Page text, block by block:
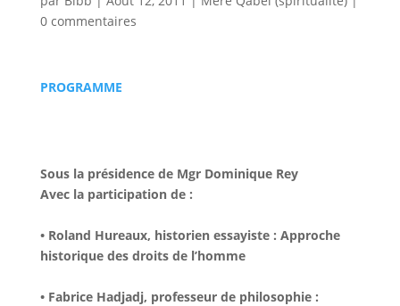
0 commentaires
PROGRAMME
Sous la présidence de Mgr Dominique Rey
Avec la participation de :
• Roland Hureaux, historien essayiste : Approche
historique des droits de l’homme
• Fabrice Hadjadj, professeur de philosophie :